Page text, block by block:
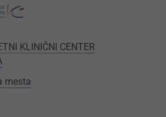
KLINIČNI CENTER
mesta